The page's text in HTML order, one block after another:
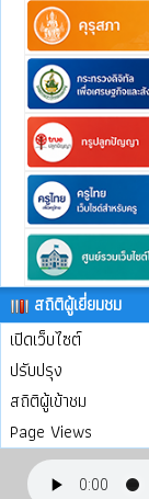
สถิติผู้เยี่ยมชม
เปิดเว็บไซต์
ปรับปรุง
สถิติผู้เข้าชม
Page Views